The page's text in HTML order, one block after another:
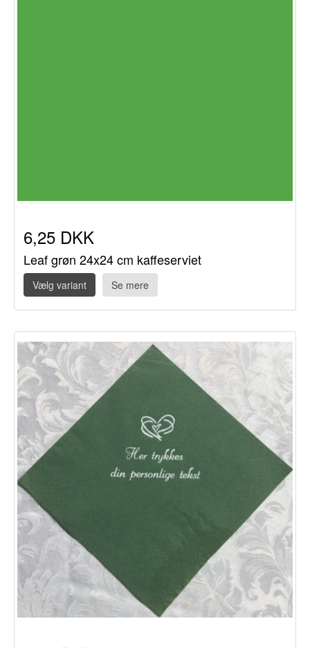
6,25 DKK
Leaf grøn 24x24 cm kaffeserviet
Vælg variant Se mere